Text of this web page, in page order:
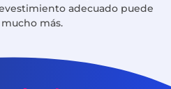
adecuado puede
más.